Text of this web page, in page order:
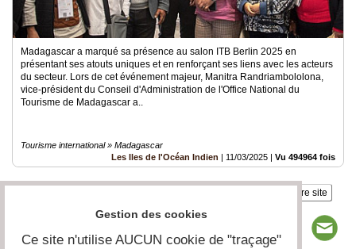
Madagascar a marqué sa présence au salon ITB Berlin 2025 en
présentant ses atouts uniques et en renforçant ses liens avec les acteurs
du secteur. Lors de cet événement majeur, Manitra Randriambololona,
vice-président du Conseil d'Administration de l'Office National du
Tourisme de Madagascar a..
Tourisme international » Madagascar
Les Iles de l'Océan Indien | 11/03/2025 | Vu 494964 fois
Insérez sur votre site
Gestion des cookies
Ce site n'utilise AUCUN cookie de "traçage"